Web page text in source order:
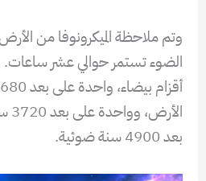
وتم ملاحظة الميكرونوفا من
الضوء تستمر حوالي عشر ساعات.
بعد 4900 سنة ضوئية.